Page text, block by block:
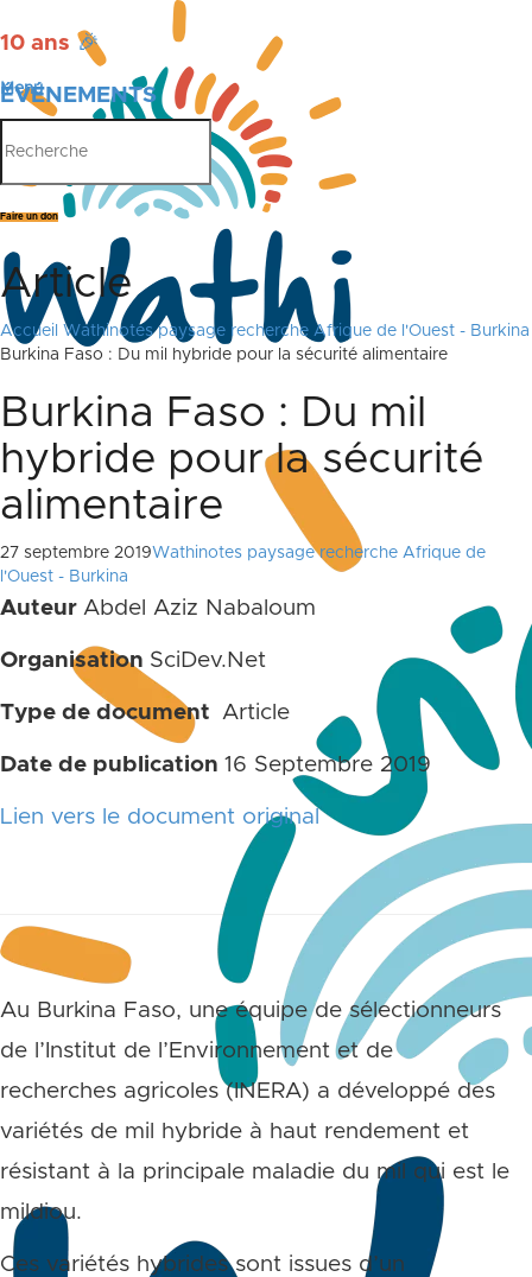
10 ans 🎉
ÉVÉNEMENTS
PUBLICATIONS
Menu
Faire un don
Article
Accueil
Wathinotes paysage recherche Afrique de l'Ouest - Burkina
Burkina Faso : Du mil hybride pour la sécurité alimentaire
Burkina Faso : Du mil
hybride pour la sécurité
alimentaire
27 septembre 2019Wathinotes paysage recherche Afrique de
l'Ouest - Burkina
Auteur Abdel Aziz Nabaloum
Organisation SciDev.Net
Type de document Article
Date de publication 16 Septembre 2019
Lien vers le document original
Au Burkina Faso, une équipe de sélectionneurs
de l’Institut de l’Environnement et de
recherches agricoles (INERA) a développé des
variétés de mil hybride à haut rendement et
résistant à la principale maladie du mil qui est le
mildiou.
Ces variétés hybrides sont issues d’un